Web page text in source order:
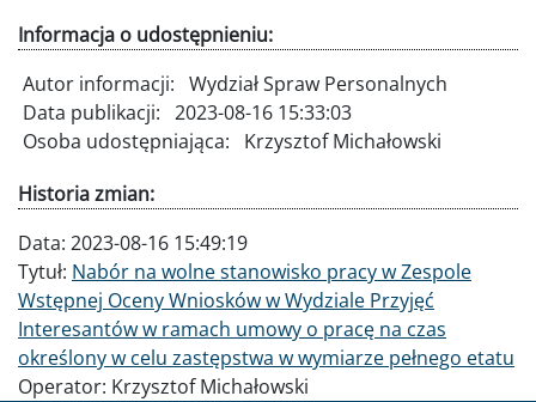
Informacja o udostępnieniu:
Autor informacji: Wydział Spraw Personalnych
Data publikacji: 2023-08-16 15:33:03
Osoba udostępniająca:
Krzysztof Michałowski
Historia zmian:
Data: 2023-08-16 15:49:19
Tytuł: Nabór na wolne stanowisko pracy w Zespole
Wstępnej Oceny Wniosków w Wydziale Przyjęć
Interesantów w ramach umowy o pracę na czas
określony w celu zastępstwa w wymiarze pełnego etatu
Operator: Krzysztof Michałowski